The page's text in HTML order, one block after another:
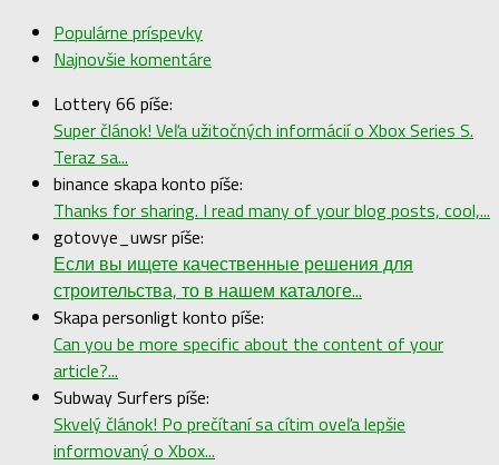
Populárne príspevky
Najnovšie komentáre
Lottery 66 píše:
Super článok! Veľa užitočných informácií o Xbox Series S.
Teraz sa...
binance skapa konto píše:
Thanks for sharing. I read many of your blog posts, cool,...
gotovye_uwsr píše:
Если вы ищете качественные решения для
строительства, то в нашем каталоге...
Skapa personligt konto píše:
Can you be more specific about the content of your
article?...
Subway Surfers píše:
Skvelý článok! Po prečítaní sa cítim oveľa lepšie
informovaný o Xbox...